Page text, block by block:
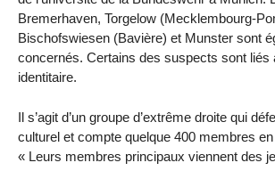
Bremerhaven, Torgelow (Mecklembourg-
Bischofswiesen (Bavière) et Munster sont
concernés. Certains des suspects sont liés
identitaire.
Il s’agit d’un groupe d’extrême droite qui
culturel et compte quelque 400 membres
« Leurs membres principaux viennent des